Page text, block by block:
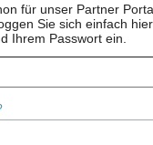
für unser Partner
Sie sich einfach
Ihrem Passwort ein.